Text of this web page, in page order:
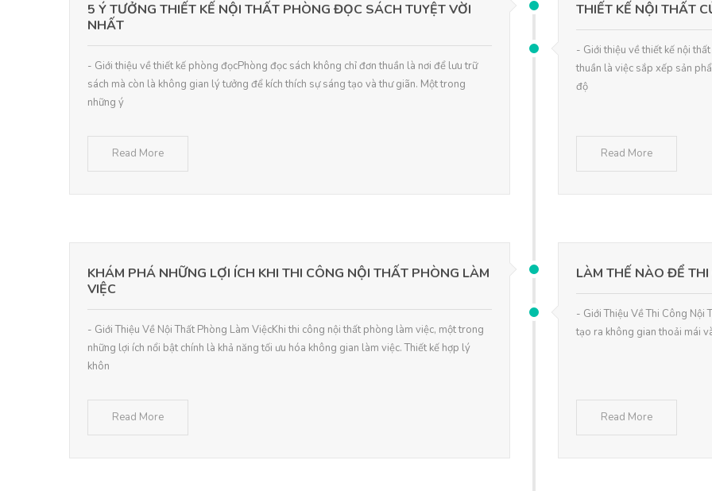
5 Ý TƯỞNG THIẾT KẾ NỘI THẤT PHÒNG ĐỌC SÁCH TUYỆT VỜI
NHẤT
- Giới thiệu về thiết kế phòng đọcPhòng đọc sách không chỉ đơn thuần là nơi để lưu trữ
sách mà còn là không gian lý tưởng để kích thích sự sáng tạo và thư giãn. Một trong
những ý
Read More
THIẾT KẾ NỘI THẤT
- Giới thiệu về thiết kế nội
thuần là việc sắp xếp sản
độ
Read More
KHÁM PHÁ NHỮNG LỢI ÍCH KHI THI CÔNG NỘI THẤT PHÒNG LÀM
VIỆC
- Giới Thiệu Về Nội Thất Phòng Làm ViệcKhi thi công nội thất phòng làm việc, một trong
những lợi ích nổi bật chính là khả năng tối ưu hóa không gian làm việc. Thiết kế hợp lý
khôn
Read More
LÀM THẾ NÀO ĐỂ
- Giới Thiệu Về Thi Công Nội
tạo ra không gian thoải mái
Read More